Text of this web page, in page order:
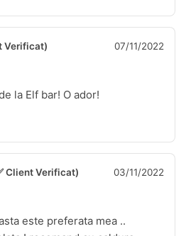
Verificat) 07/11/2022
la Elf bar! O ador!
Client Verificat) 03/11/2022
este preferata mea ..